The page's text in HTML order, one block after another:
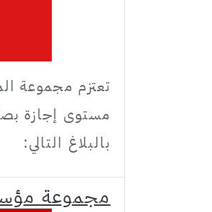
تعتزم مجموعة
مستوى إجازة
بالبلاغ التالي:
مجموعة